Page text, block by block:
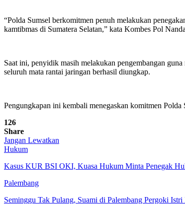
“Polda Sumsel berkomitmen penuh melakukan
kamtibmas di Sumatera Selatan,” kata Kombes Pol
Saat ini, penyidik masih melakukan pengembangan
seluruh mata rantai jaringan berhasil diungkap.
Pengungkapan ini kembali menegaskan komitmen Polda
126
Share
Jangan Lewatkan
Hukum
Kasus KUR BSI OKI, Kuasa Hukum Minta Penegak
Palembang
Seminggu Tak Pulang, Suami di Palembang Pergoki